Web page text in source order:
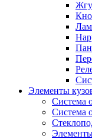
Элементы
Система
Система